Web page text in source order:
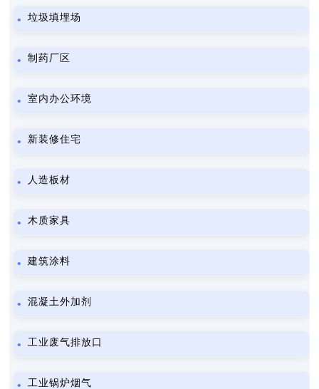
垃圾填埋场
制药厂区
室内办公环境
新装修住宅
人造板材
木质家具
建筑涂料
混凝土外加剂
工业废气排放口
工业锅炉烟气